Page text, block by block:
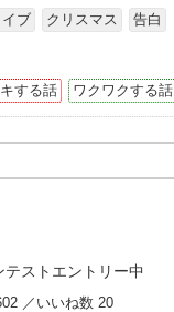
イブ クリスマス 告白
する話 ワクワクする話
ストエントリー中
／いいね数 20